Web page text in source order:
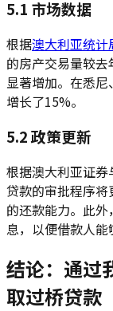
5.1 市场数据
根据澳大利亚统计
的房产交易量较
显著增加。在悉
增长了15%。
5.2 政策更新
根据澳大利亚证券
贷款的审批程序
的还款能力。此
息，以便借款人能
结论：通过
取过桥贷款